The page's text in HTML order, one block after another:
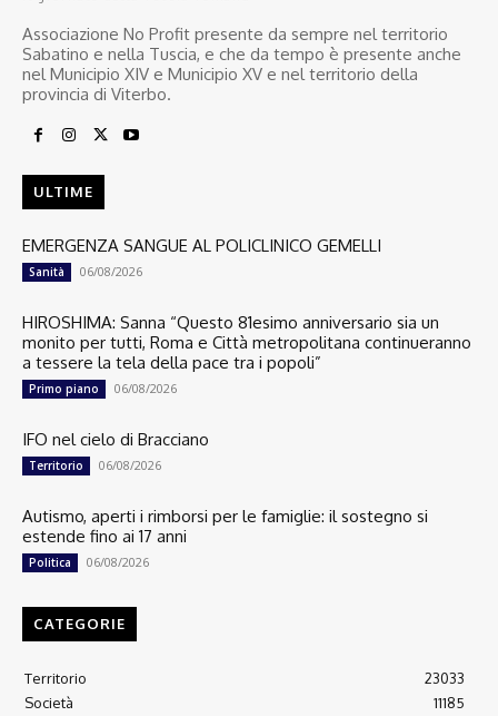
Associazione No Profit presente da sempre nel territorio
Sabatino e nella Tuscia, e che da tempo è presente anche
nel Municipio XIV e Municipio XV e nel territorio della
provincia di Viterbo.
ULTIME
EMERGENZA SANGUE AL POLICLINICO GEMELLI
Sanità 06/08/2026
HIROSHIMA: Sanna “Questo 81esimo anniversario sia un
monito per tutti, Roma e Città metropolitana continueranno
a tessere la tela della pace tra i popoli”
Primo piano 06/08/2026
IFO nel cielo di Bracciano
Territorio 06/08/2026
Autismo, aperti i rimborsi per le famiglie: il sostegno si
estende fino ai 17 anni
Politica 06/08/2026
CATEGORIE
Territorio
23033
Società
11185